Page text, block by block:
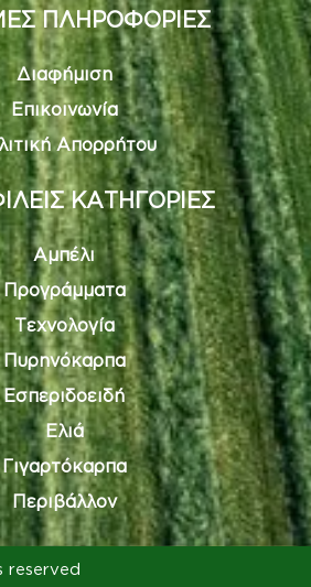
ΠΛΗΡΟΦΟΡΙΕΣ
Διαφήμιση
Επικοινωνία
Απορρήτου
ΚΑΤΗΓΟΡΙΕΣ
Αμπέλι
Προγράμματα
Τεχνολογία
Πυρηνόκαρπα
Εσπεριδοειδή
Ελιά
Γιγαρτόκαρπα
Περιβάλλον
reserved